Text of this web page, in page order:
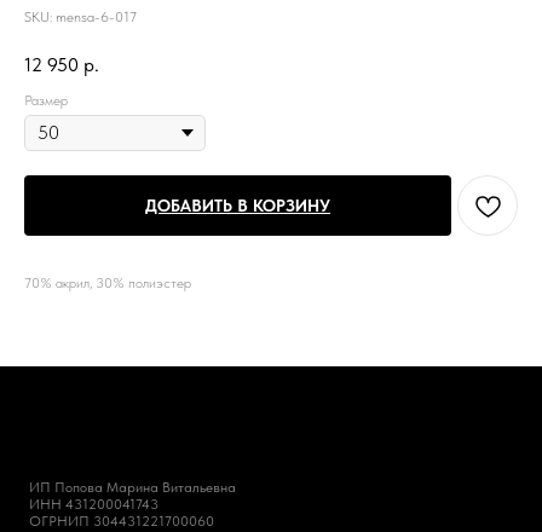
SKU: mensa-6-017
12 950 р.
Размер
ДОБАВИТЬ В КОРЗИНУ
70% акрил, 30% полиэстер
ИП Попова Марина Витальевна
ИНН 431200041743
ОГРНИП 304431221700060